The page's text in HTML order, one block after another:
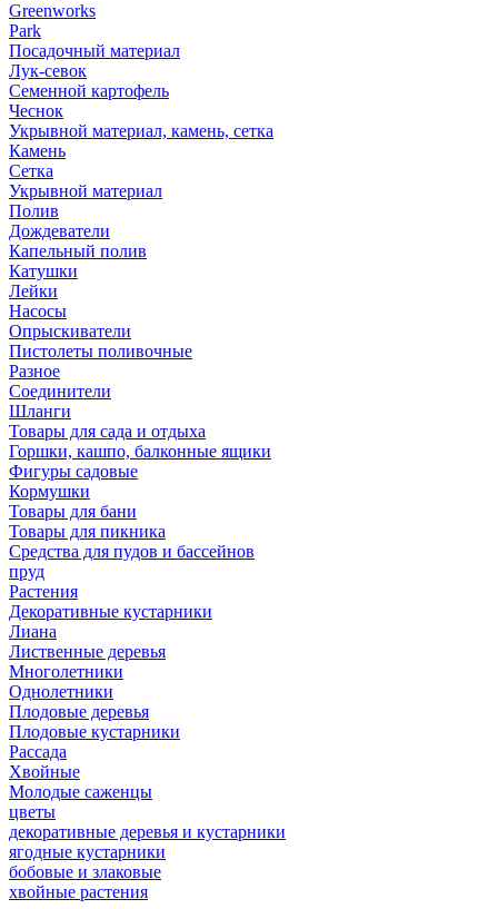
Greenworks
Park
Посадочный материал
Лук-севок
Семенной картофель
Чеснок
Укрывной материал, камень, сетка
Камень
Сетка
Укрывной материал
Полив
Дождеватели
Капельный полив
Катушки
Лейки
Насосы
Опрыскиватели
Пистолеты поливочные
Разное
Соединители
Шланги
Товары для сада и отдыха
Горшки, кашпо, балконные ящики
Фигуры садовые
Кормушки
Товары для бани
Товары для пикника
Средства для пудов и бассейнов
пруд
Растения
Декоративные кустарники
Лиана
Лиственные деревья
Многолетники
Однолетники
Плодовые деревья
Плодовые кустарники
Рассада
Хвойные
Молодые саженцы
цветы
декоративные деревья и кустарники
ягодные кустарники
бобовые и злаковые
хвойные растения